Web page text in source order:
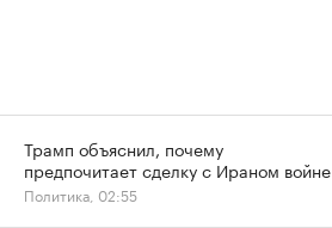
Трамп объяснил, почему
предпочитает сделку с Ираном войне
Политика, 02:55